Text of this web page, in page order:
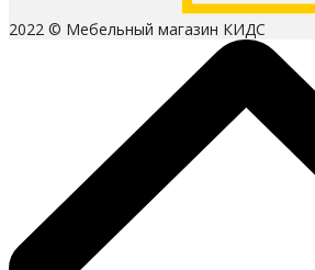
2022 © Мебельный магазин КИДС